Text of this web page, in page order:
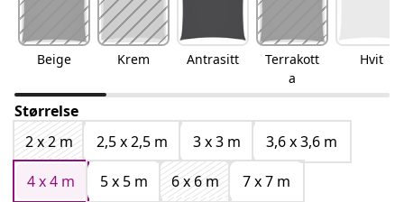
Beige Krem Antrasitt
Terrakott
a
Hvit
Størrelse
2 x 2 m
2,5 x 2,5 m 3 x 3 m
3,6 x 3,6 m
4 x 4 m
5 x 5 m 6 x 6 m 7 x 7 m